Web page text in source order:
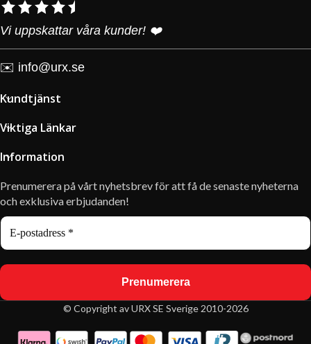
Vi uppskattar våra kunder! ❤️
✉️ info@urx.se
Kundtjänst
Viktiga Länkar
Information
Prenumerera på vårt nyhetsbrev för att få de senaste nyheterna
och exklusiva erbjudanden!
© Copyright av URX SE Sverige 2010-2026